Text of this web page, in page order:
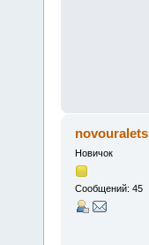
novouralets
Новичок
Сообщений: 45